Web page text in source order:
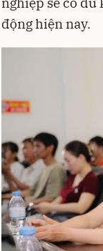
động hiện nay.